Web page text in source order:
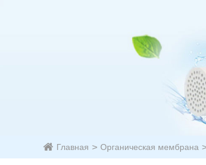
Главная Органическая мембрана